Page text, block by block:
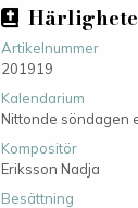
Artikelnummer
201919
Kalendarium
Nittonde söndagen
Kompositör
Eriksson Nadja
Besättning